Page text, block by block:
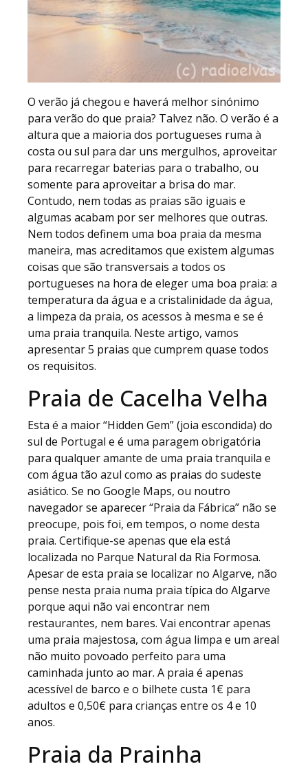
O verão já chegou e haverá melhor sinónimo
para verão do que praia? Talvez não. O verão é a
altura que a maioria dos portugueses ruma à
costa ou sul para dar uns mergulhos, aproveitar
para recarregar baterias para o trabalho, ou
somente para aproveitar a brisa do mar.
Contudo, nem todas as praias são iguais e
algumas acabam por ser melhores que outras.
Nem todos definem uma boa praia da mesma
maneira, mas acreditamos que existem algumas
coisas que são transversais a todos os
portugueses na hora de eleger uma boa praia: a
temperatura da água e a cristalinidade da água,
a limpeza da praia, os acessos à mesma e se é
uma praia tranquila. Neste artigo, vamos
apresentar 5 praias que cumprem quase todos
os requisitos.
Praia de Cacelha Velha
Esta é a maior “Hidden Gem” (joia escondida) do
sul de Portugal e é uma paragem obrigatória
para qualquer amante de uma praia tranquila e
com água tão azul como as praias do sudeste
asiático. Se no Google Maps, ou noutro
navegador se aparecer “Praia da Fábrica” não se
preocupe, pois foi, em tempos, o nome desta
praia. Certifique-se apenas que ela está
localizada no Parque Natural da Ria Formosa.
Apesar de esta praia se localizar no Algarve, não
pense nesta praia numa praia típica do Algarve
porque aqui não vai encontrar nem
restaurantes, nem bares. Vai encontrar apenas
uma praia majestosa, com água limpa e um areal
não muito povoado perfeito para uma
caminhada junto ao mar. A praia é apenas
acessível de barco e o bilhete custa 1€ para
adultos e 0,50€ para crianças entre os 4 e 10
anos.
Praia da Prainha